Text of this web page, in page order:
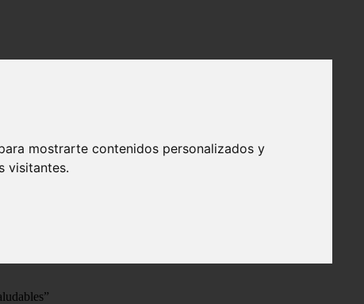
mostrarte contenidos personalizados y
visitantes.